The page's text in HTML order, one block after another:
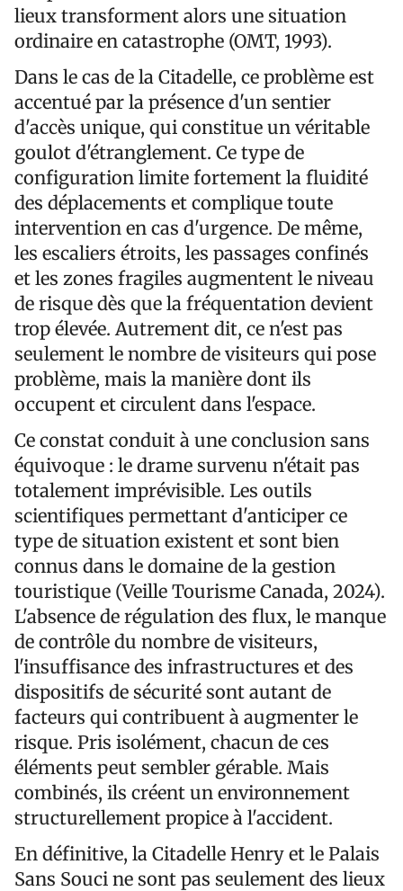
lieux transforment alors une situation
ordinaire en catastrophe (OMT, 1993).
Dans le cas de la Citadelle, ce problème est
accentué par la présence d'un sentier
d'accès unique, qui constitue un véritable
goulot d'étranglement. Ce type de
configuration limite fortement la fluidité
des déplacements et complique toute
intervention en cas d'urgence. De même,
les escaliers étroits, les passages confinés
et les zones fragiles augmentent le niveau
de risque dès que la fréquentation devient
trop élevée. Autrement dit, ce n'est pas
seulement le nombre de visiteurs qui pose
problème, mais la manière dont ils
occupent et circulent dans l'espace.
Ce constat conduit à une conclusion sans
équivoque : le drame survenu n'était pas
totalement imprévisible. Les outils
scientifiques permettant d'anticiper ce
type de situation existent et sont bien
connus dans le domaine de la gestion
touristique (Veille Tourisme Canada, 2024).
L'absence de régulation des flux, le manque
de contrôle du nombre de visiteurs,
l'insuffisance des infrastructures et des
dispositifs de sécurité sont autant de
facteurs qui contribuent à augmenter le
risque. Pris isolément, chacun de ces
éléments peut sembler gérable. Mais
combinés, ils créent un environnement
structurellement propice à l'accident.
En définitive, la Citadelle Henry et le Palais
Sans Souci ne sont pas seulement des lieux